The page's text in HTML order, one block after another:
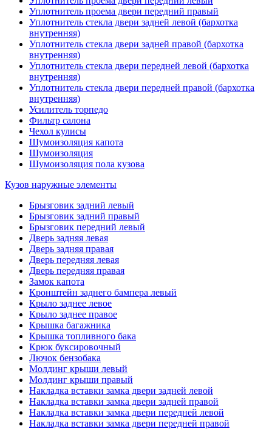
Уплотнитель проема двери передний правый
Уплотнитель стекла двери задней левой (бархотка
внутренняя)
Уплотнитель стекла двери задней правой (бархотка
внутренняя)
Уплотнитель стекла двери передней левой (бархотка
внутренняя)
Уплотнитель стекла двери передней правой (бархотка
внутренняя)
Усилитель торпедо
Фильтр салона
Чехол кулисы
Шумоизоляция капота
Шумоизоляция
Шумоизоляция пола кузова
Кузов наружные элементы
Брызговик задний левый
Брызговик задний правый
Брызговик передний левый
Дверь задняя левая
Дверь задняя правая
Дверь передняя левая
Дверь передняя правая
Замок капота
Кронштейн заднего бампера левый
Крыло заднее левое
Крыло заднее правое
Крышка багажника
Крышка топливного бака
Крюк буксировочный
Лючок бензобака
Молдинг крыши левый
Молдинг крыши правый
Накладка вставки замка двери задней левой
Накладка вставки замка двери задней правой
Накладка вставки замка двери передней левой
Накладка вставки замка двери передней правой